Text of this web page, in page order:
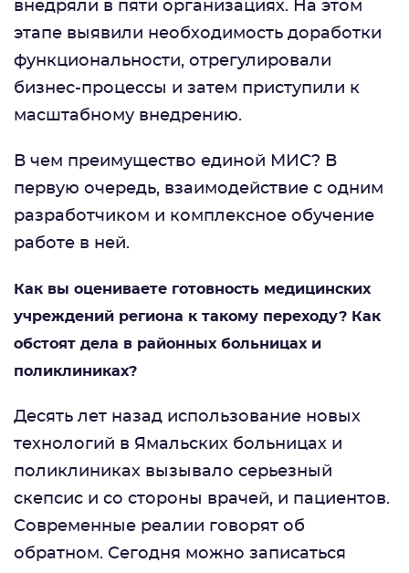
внедряли в пяти организациях. На этом
этапе выявили необходимость доработки
функциональности, отрегулировали
бизнес-процессы и затем приступили к
масштабному внедрению.
В чем преимущество единой МИС? В
первую очередь, взаимодействие с одним
разработчиком и комплексное обучение
работе в ней.
Как вы оцениваете готовность медицинских
учреждений региона к такому переходу? Как
обстоят дела в районных больницах и
поликлиниках?
Десять лет назад использование новых
технологий в Ямальских больницах и
поликлиниках вызывало серьезный
скепсис и со стороны врачей, и пациентов.
Современные реалии говорят об
обратном. Сегодня можно записаться